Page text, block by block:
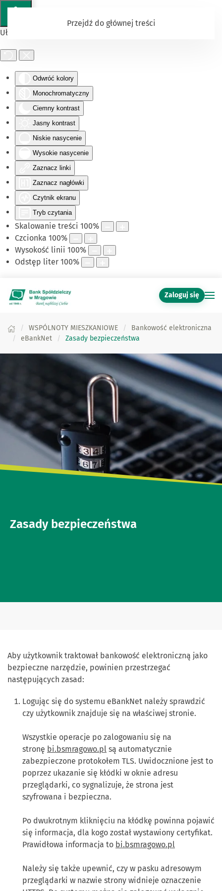
Ułatwienia dostępu
Odwróć kolory
Monochromatyczny
Ciemny kontrast
Jasny kontrast
Niskie nasycenie
Wysokie nasycenie
Zaznacz linki
Zaznacz nagłówki
Czytnik ekranu
Tryb czytania
Skalowanie treści 100%
Czcionka 100%
Wysokość linii 100%
Odstęp liter 100%
Przejdź do głównej treści
Zaloguj się
WSPÓLNOTY MIESZKANIOWE
Bankowość elektroniczna
eBankNet
Zasady bezpieczeństwa
Zasady bezpieczeństwa
Aby użytkownik traktował bankowość elektroniczną jako
bezpieczne narzędzie, powinien przestrzegać
następujących zasad:
Logując się do systemu eBankNet należy sprawdzić
czy użytkownik znajduje się na właściwej stronie.
Wszystkie operacje po zalogowaniu się na
stronę bi.bsmragowo.pl są automatycznie
zabezpieczone protokołem TLS. Uwidocznione jest to
poprzez ukazanie się kłódki w oknie adresu
przeglądarki, co sygnalizuje, że strona jest
szyfrowana i bezpieczna.
Po dwukrotnym kliknięciu na kłódkę powinna pojawić
się informacja, dla kogo został wystawiony certyfikat.
Prawidłowa informacja to bi.bsmragowo.pl
Należy się także upewnić, czy w pasku adresowym
przeglądarki w nazwie strony widnieje oznaczenie